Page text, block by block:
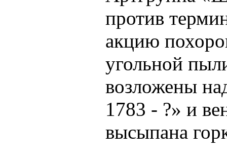
против
акцию
угольной
возложены
1783 - ?» и
высыпана